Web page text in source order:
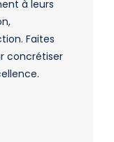
à leurs
Faites
concrétiser